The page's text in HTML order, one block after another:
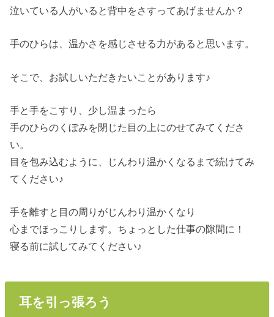
泣いている人がいると背中をさすってあげませんか？
手のひらは、温かさを感じさせる力があると思います。
そこで、お試しいただきたいことがあります♪
手と手をこすり、少し温まったら
手のひらのくぼみを閉じた目の上にのせてみてくださ
い。
目を包み込むように、じんわり温かくなるまで続けてみ
てください♪
手を離すと目の周りがじんわり温かくなり
心までほっこりします。ちょっとした仕事の隙間に！
寝る前に試してみてください♪
耳を引っ張ろう